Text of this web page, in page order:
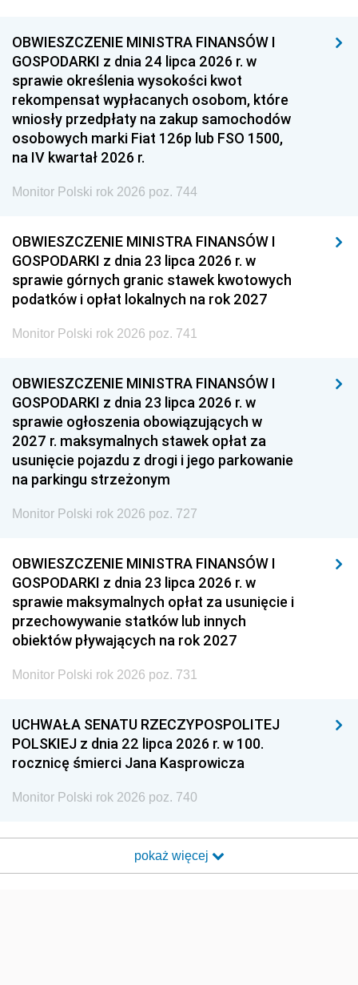
OBWIESZCZENIE MINISTRA FINANSÓW I
GOSPODARKI z dnia 24 lipca 2026 r. w
sprawie określenia wysokości kwot
rekompensat wypłacanych osobom, które
wniosły przedpłaty na zakup samochodów
osobowych marki Fiat 126p lub FSO 1500,
na IV kwartał 2026 r.
Monitor Polski rok 2026 poz. 744
OBWIESZCZENIE MINISTRA FINANSÓW I
GOSPODARKI z dnia 23 lipca 2026 r. w
sprawie górnych granic stawek kwotowych
podatków i opłat lokalnych na rok 2027
Monitor Polski rok 2026 poz. 741
OBWIESZCZENIE MINISTRA FINANSÓW I
GOSPODARKI z dnia 23 lipca 2026 r. w
sprawie ogłoszenia obowiązujących w
2027 r. maksymalnych stawek opłat za
usunięcie pojazdu z drogi i jego parkowanie
na parkingu strzeżonym
Monitor Polski rok 2026 poz. 727
OBWIESZCZENIE MINISTRA FINANSÓW I
GOSPODARKI z dnia 23 lipca 2026 r. w
sprawie maksymalnych opłat za usunięcie i
przechowywanie statków lub innych
obiektów pływających na rok 2027
Monitor Polski rok 2026 poz. 731
UCHWAŁA SENATU RZECZYPOSPOLITEJ
POLSKIEJ z dnia 22 lipca 2026 r. w 100.
rocznicę śmierci Jana Kasprowicza
Monitor Polski rok 2026 poz. 740
pokaż więcej